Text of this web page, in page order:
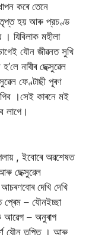
কৰে তেনে
তৃপ্ত হয় আৰু প্রচণ্ড
যিবিলাক মহীলা
যৌন জীৱনত সুখি
নাৰীৰ ছেক্সুৱেল
ফেণ্টাছী পূৰণ
।সেই কাৰনে মই
লাগে।
, ইবােৰে অৱশেষত
ছেক্সুৱেল
দেখি দেখি
প্ৰেম – যৌনইচ্ছা
আৱেগ – অনুৰাগ
যৌন তৃপ্তি । আৰু